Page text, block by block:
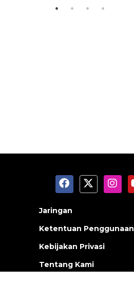
Jaringan
Ketentuan Penggunaan
Kebijakan Privasi
Tentang Kami